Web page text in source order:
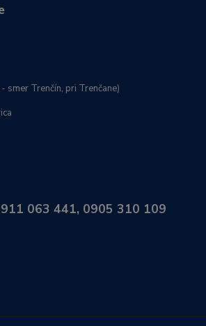
smer Trenčín, pri Trenčane)
063 441, 0905 310 109